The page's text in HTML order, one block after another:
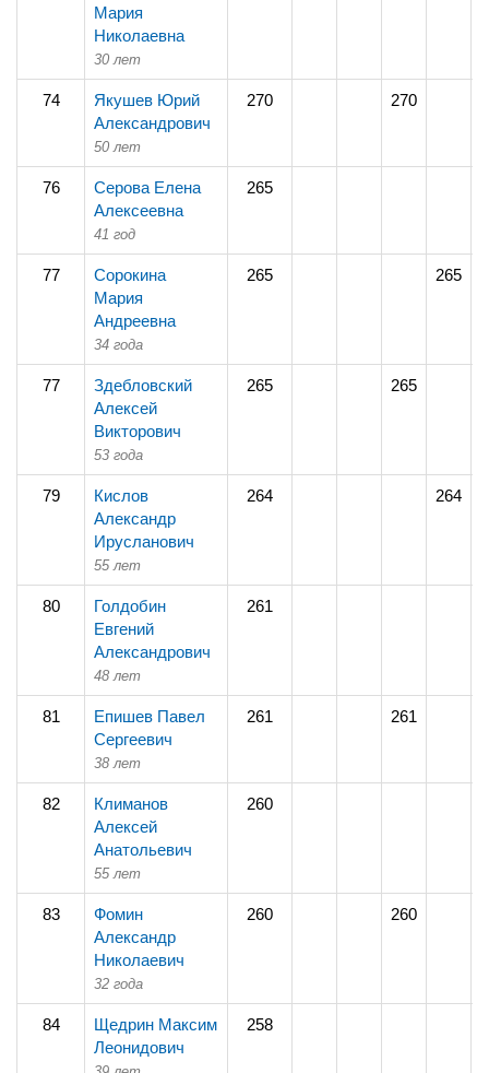
Мария
Николаевна
30 лет
74
Якушев Юрий
Александрович
50 лет
270 270
76
Серова Елена
Алексеевна
41 год
265
77
Сорокина
Мария
Андреевна
34 года
265 265
77
Здебловский
Алексей
Викторович
53 года
265 265
79
Кислов
Александр
Ирусланович
55 лет
264 264
80
Голдобин
Евгений
Александрович
48 лет
261
81
Епишев Павел
Сергеевич
38 лет
261 261
82
Климанов
Алексей
Анатольевич
55 лет
260
83
Фомин
Александр
Николаевич
32 года
260 260
84
Щедрин Максим
Леонидович
258